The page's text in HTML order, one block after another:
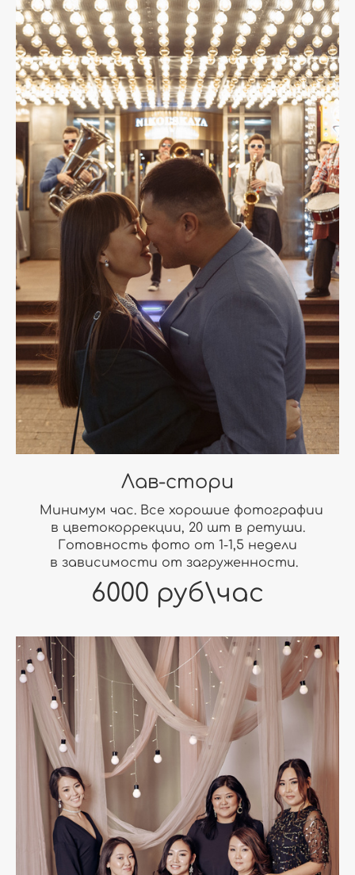
Лав-стори
Минимум час. Все хорошие фотографии
в цветокоррекции, 20 шт в ретуши.
Готовность фото от 1-1,5 недели
в зависимости от загруженности.
6000 руб\час